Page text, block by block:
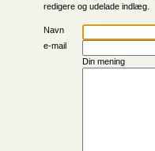
redigere og udelade indlæg.
Navn
e-mail
Din mening